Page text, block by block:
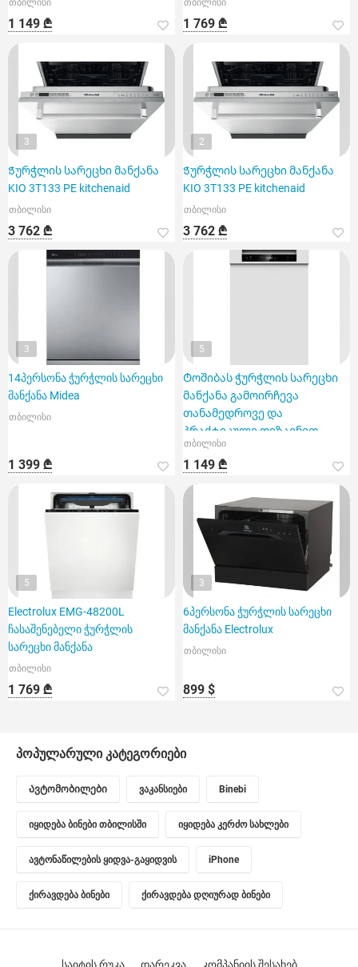
თანამედროვე ფუნქ
თბილისი
1 149 ₾
თბილისი
1 769 ₾
3
Ჭურჭლის სარეცხი მანქანა
KIO 3T133 PE kitchenaid
თბილისი
3 762 ₾
2
Ჭურჭლის სარეცხი მანქანა
KIO 3T133 PE kitchenaid
თბილისი
3 762 ₾
3
14პერსონა ჭურჭლის სარეცხი
მანქანა Midea
თბილისი
1 399 ₾
5
Ტოშიბას ჭურჭლის სარეცხი
მანქანა გამოირჩევა
თანამედროვე და
პრაქტიკული დიზაინით
თბილისი
1 149 ₾
5
Electrolux EMG-48200L
ჩასაშენებელი ჭურჭლის
სარეცხი მანქანა
თბილისი
1 769 ₾
3
6პერსონა ჭურჭლის სარეცხი
მანქანა Electrolux
თბილისი
899 $
პოპულარული კატეგორიები
Ავტომობილები ვაკანსიები Binebi
იყიდება ბინები თბილისში იყიდება კერძო სახლები
ავტონაწილების ყიდვა-გაყიდვის iPhone
ქირავდება ბინები ქირავდება დღიურად ბინები